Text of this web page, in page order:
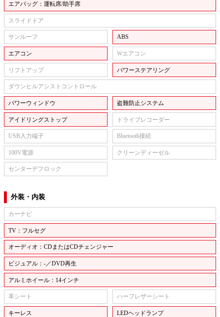
エアバッグ：運転席/助手席
スライドドア
サンルーフ ABS
エアコン Wエアコン
リフトアップ パワーステアリング
ダウンヒルアシストコントロール
パワーウィンドウ 盗難防止システム
アイドリングストップ ドライブレコーダー
USB入力端子 Bluetooth接続
100V電源 クリーンディーゼル
センターデフロック
外装・内装
カーナビ
TV：フルセグ
オーディオ：CDまたはCDチェンジャー
ビジュアル：-／DVD再生
アルミホイール：14インチ
革シート ハーフレザーシート
キーレス LEDヘッドランプ